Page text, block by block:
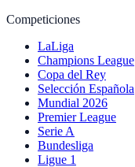
Competiciones
LaLiga
Champions League
Copa del Rey
Selección Española
Mundial 2026
Premier League
Serie A
Bundesliga
Ligue 1